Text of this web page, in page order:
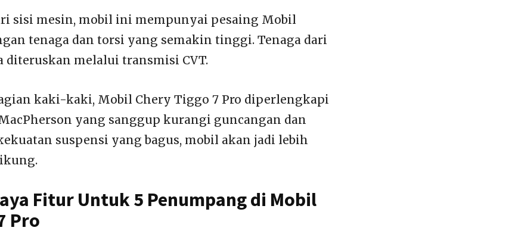
sisi mesin, mobil ini mempunyai pesaing Mobil
tenaga dan torsi yang semakin tinggi. Tenaga dari
diteruskan melalui transmisi CVT.
kaki-kaki, Mobil Chery Tiggo 7 Pro diperlengkapi
yang sanggup kurangi guncangan dan
suspensi yang bagus, mobil akan jadi lebih
Fitur Untuk 5 Penumpang di Mobil
Pro